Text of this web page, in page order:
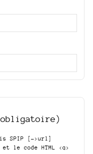
SPIP
[->url]
et le code HTML <q>